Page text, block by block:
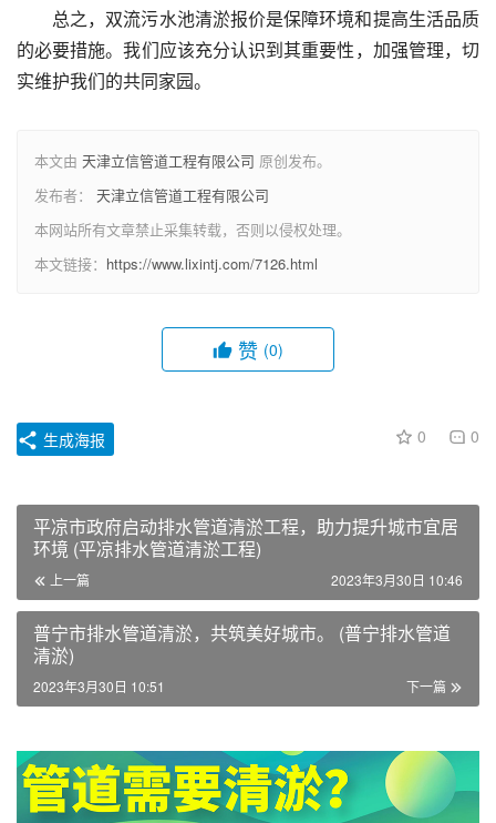
总之，双流污水池清淤报价是保障环境和提高生活品质
的必要措施。我们应该充分认识到其重要性，加强管理，切
实维护我们的共同家园。
本文由 天津立信管道工程有限公司 原创发布。
发布者： 天津立信管道工程有限公司
本网站所有文章禁止采集转载，否则以侵权处理。
本文链接： https://www.lixintj.com/7126.html
赞 (0)
0 0
生成海报
平凉市政府启动排水管道清淤工程，助力提升城市宜居
环境 (平凉排水管道清淤工程)
上一篇 2023年3月30日 10:46
普宁市排水管道清淤，共筑美好城市。 (普宁排水管道
清淤)
下一篇
2023年3月30日 10:51